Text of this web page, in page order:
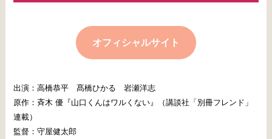
オフィシャルサイト
出演：高橋恭平 髙橋ひかる 岩瀬洋志
原作：斉木 優『山口くんはワルくない』（講談社「別冊フレンド」
連載）
監督：守屋健太郎